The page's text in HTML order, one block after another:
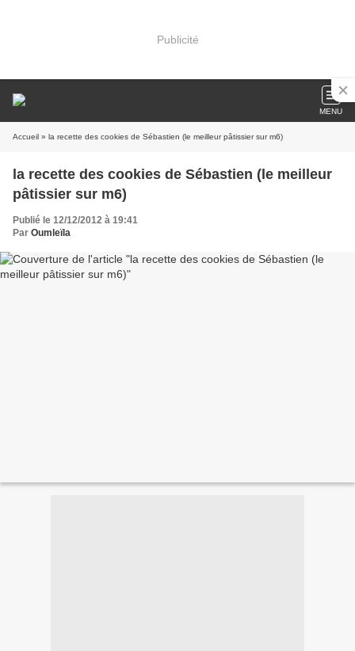
Publicité
MENU
Accueil » la recette des cookies de Sébastien (le meilleur pâtissier sur m6)
la recette des cookies de Sébastien (le meilleur
pâtissier sur m6)
Publié le 12/12/2012 à 19:41
Par Oumleïla